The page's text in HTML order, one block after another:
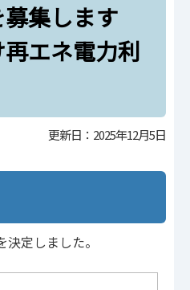
事業】集します
再エネ電力利
更新日：2025年12月5日
定しました。